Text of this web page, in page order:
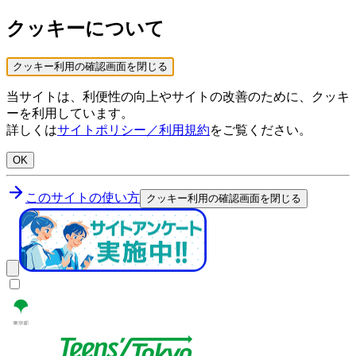
クッキーについて
クッキー利用の確認画面を閉じる
当サイトは、利便性の向上やサイトの改善のために、クッキ
ーを利用しています。
詳しくはサイトポリシー／利用規約をご覧ください。
OK
このサイトの使い方 クッキー利用の確認画面を閉じる